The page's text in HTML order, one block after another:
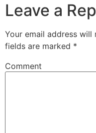
Leave a
Your email address will
fields are marked *
Comment